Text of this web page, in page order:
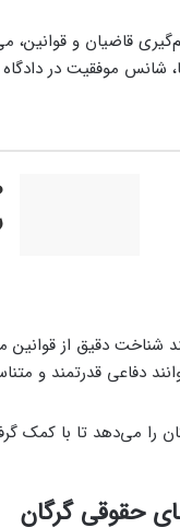
قاضیان و قوانین،
شانس موفقیت در
شناخت دقیق از
دفاعی قدرتمند و
را می‌دهد تا با کمک
حقوقی گرگان